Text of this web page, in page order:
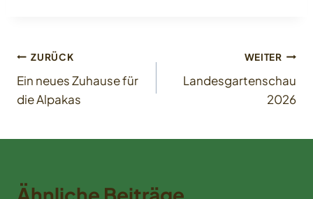
Beitrags-
Navigation
ZURÜCK
Ein neues Zuhause für
die Alpakas
WEITER
Landesgartenschau
2026